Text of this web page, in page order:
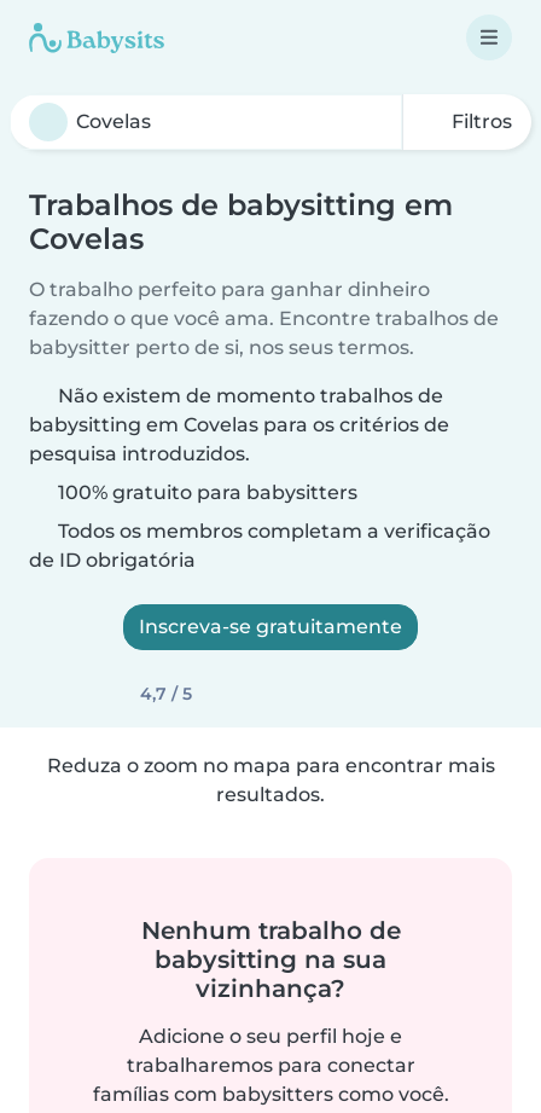
Filtros
Trabalhos de babysitting em
Covelas
O trabalho perfeito para ganhar dinheiro
fazendo o que você ama. Encontre trabalhos de
babysitter perto de si, nos seus termos.
Não existem de momento trabalhos de
babysitting em Covelas para os critérios de
pesquisa introduzidos.
100% gratuito para babysitters
Todos os membros completam a verificação
de ID obrigatória
Inscreva-se gratuitamente
4,7 / 5
Reduza o zoom no mapa para encontrar mais
resultados.
Nenhum trabalho de
babysitting na sua
vizinhança?
Adicione o seu perfil hoje e
trabalharemos para conectar
famílias com babysitters como você.